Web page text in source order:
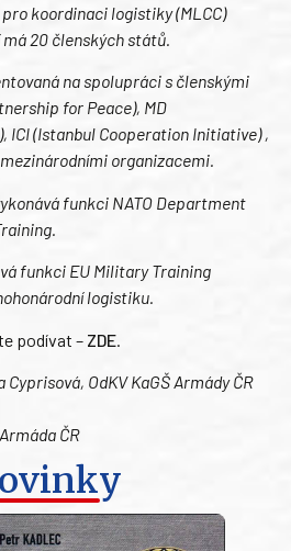
koordinaci logistiky (MLCC)
má 20 členských států.
na spolupráci s členskými
for Peace), MD
ICI (Istanbul Cooperation Initiative) ,
organizacemi.
funkci NATO Department
funkci EU Military Training
logistiku.
podívat – ZDE
OdKV KaGŠ Armády ČR
ČR